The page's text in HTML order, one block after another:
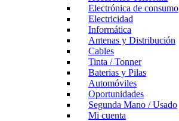
Electrónica de consumo
Electricidad
Informática
Antenas y Distribución
Cables
Tinta / Tonner
Baterias y Pilas
Automóviles
Oportunidades
Segunda Mano / Usado
Mi cuenta